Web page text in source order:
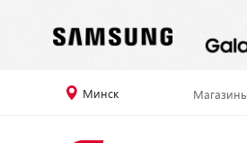
Минск